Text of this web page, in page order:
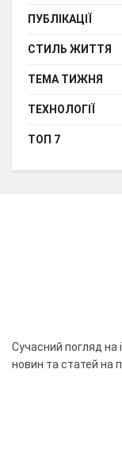
ПУБЛІКАЦІЇ
СТИЛЬ ЖИТТЯ
ТЕМА ТИЖНЯ
ТЕХНОЛОГІЇ
ТОП 7
Сучасний погляд на
новин та статей на